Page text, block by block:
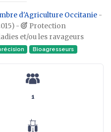
d'Agriculture Occitanie -
-
Protection
et/ou les ravageurs
Bioagresseurs
1